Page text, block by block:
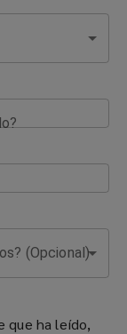
(Opcional)
que ha leído,